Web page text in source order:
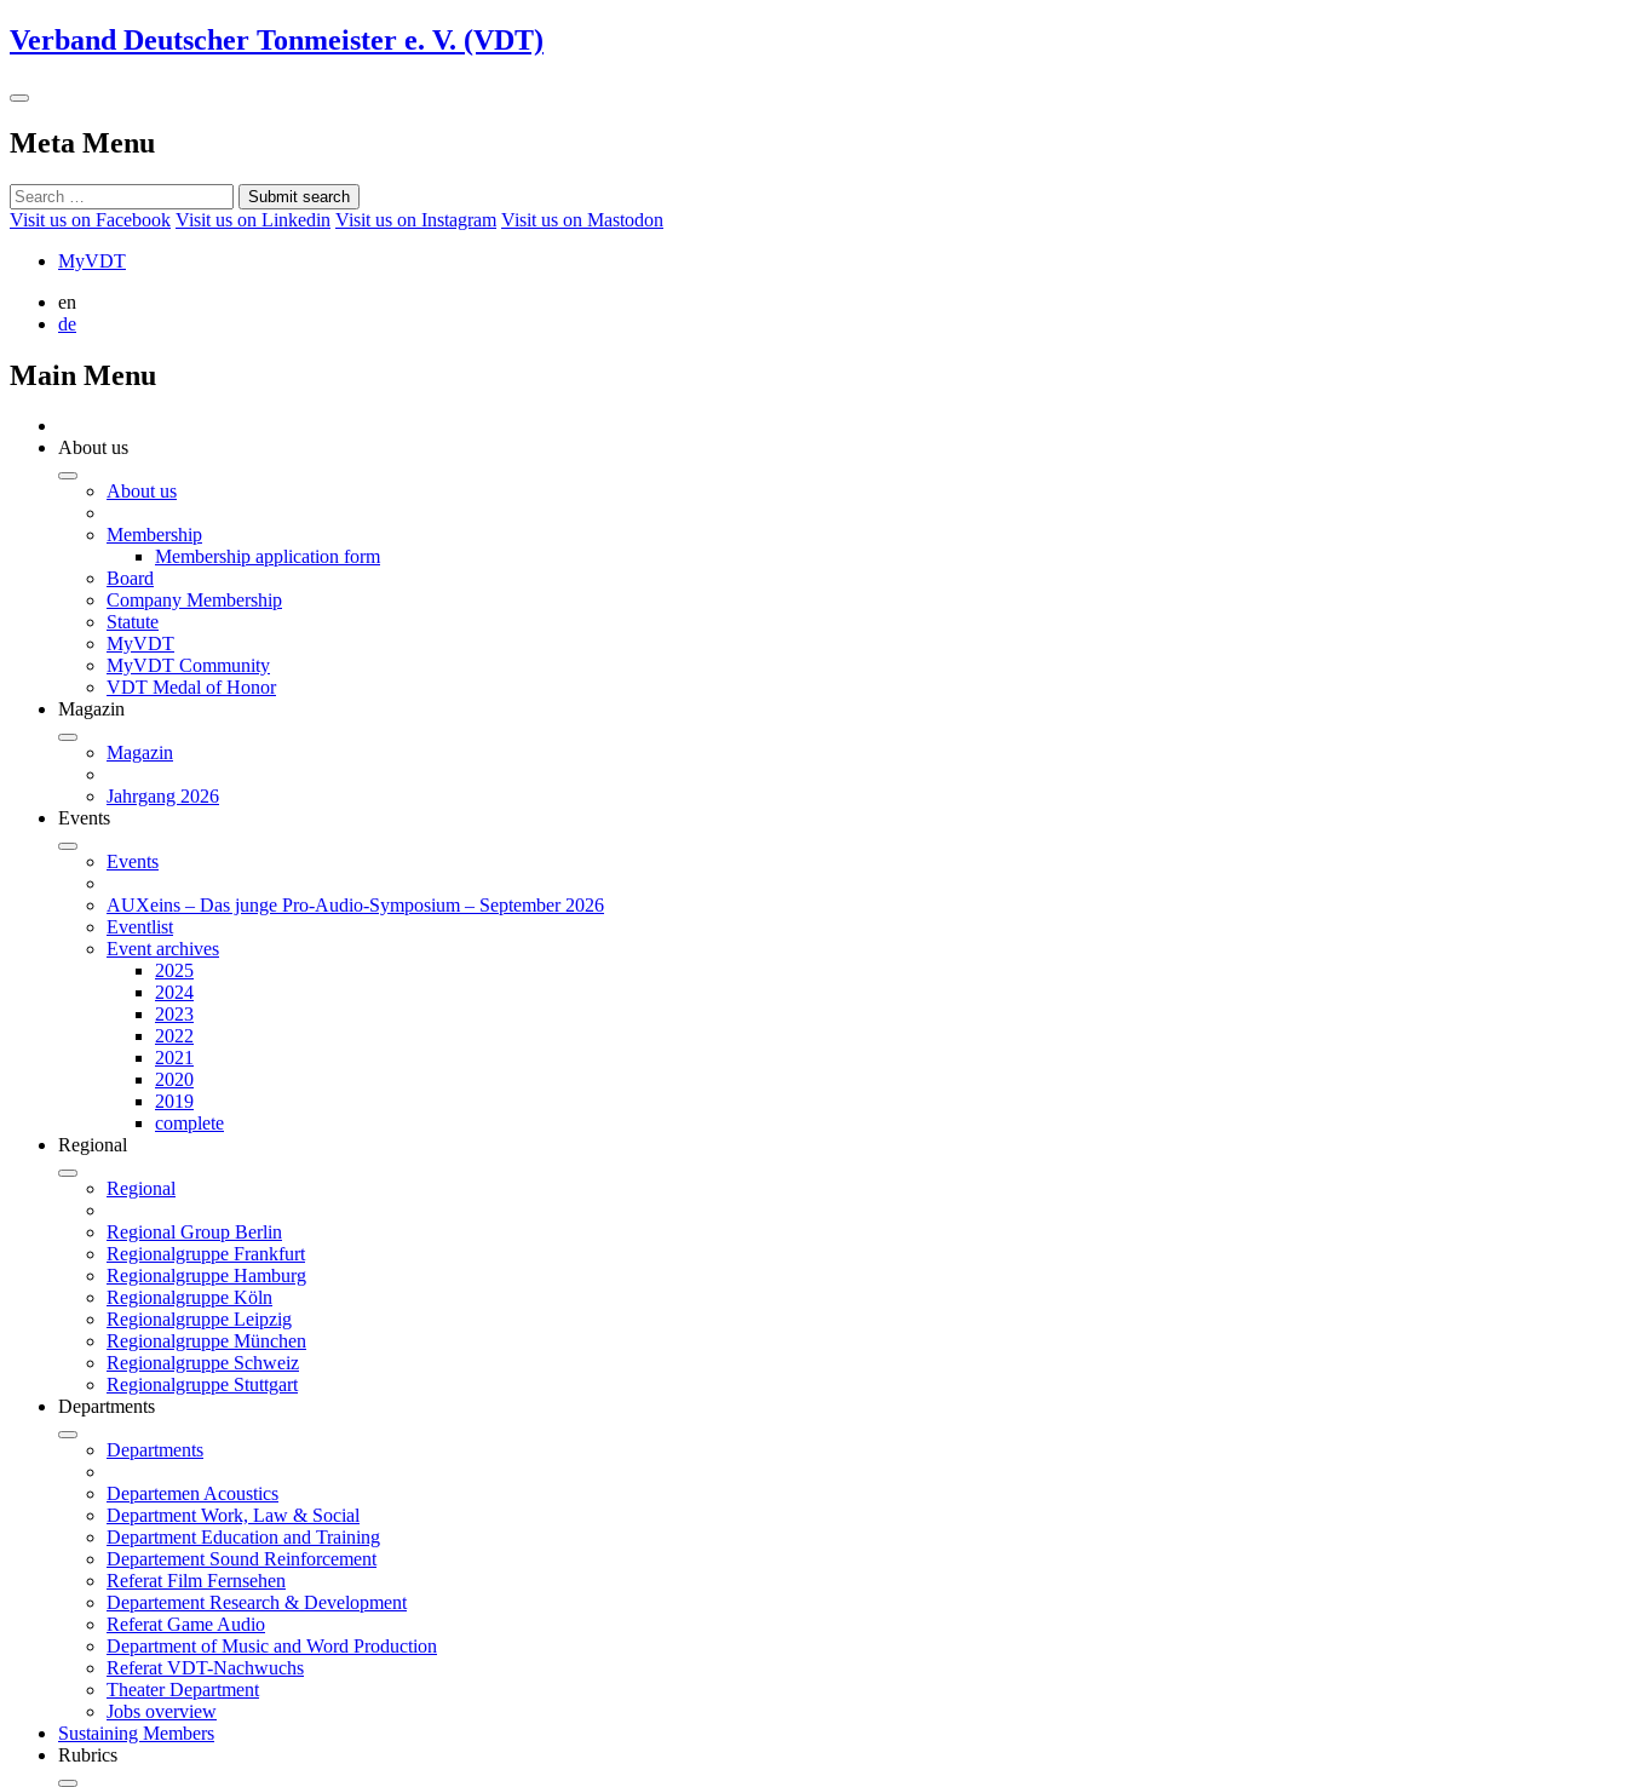
Verband Deutscher Tonmeister e. V. (VDT)
Meta Menu
Submit search
Visit us on Facebook Visit us on Linkedin Visit us on Instagram Visit us on Mastodon
MyVDT
en
de
Main Menu
About us
About us
Membership
Membership application form
Board
Company Membership
Statute
MyVDT
MyVDT Community
VDT Medal of Honor
Magazin
Magazin
Jahrgang 2026
Events
Events
AUXeins – Das junge Pro-Audio-Symposium – September 2026
Eventlist
Event archives
2025
2024
2023
2022
2021
2020
2019
complete
Regional
Regional
Regional Group Berlin
Regionalgruppe Frankfurt
Regionalgruppe Hamburg
Regionalgruppe Köln
Regionalgruppe Leipzig
Regionalgruppe München
Regionalgruppe Schweiz
Regionalgruppe Stuttgart
Departments
Departments
Departemen Acoustics
Department Work, Law & Social
Department Education and Training
Departement Sound Reinforcement
Referat Film Fernsehen
Departement Research & Development
Referat Game Audio
Department of Music and Word Production
Referat VDT-Nachwuchs
Theater Department
Jobs overview
Sustaining Members
Rubrics